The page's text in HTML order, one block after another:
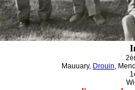
Mauuary, Drouin,